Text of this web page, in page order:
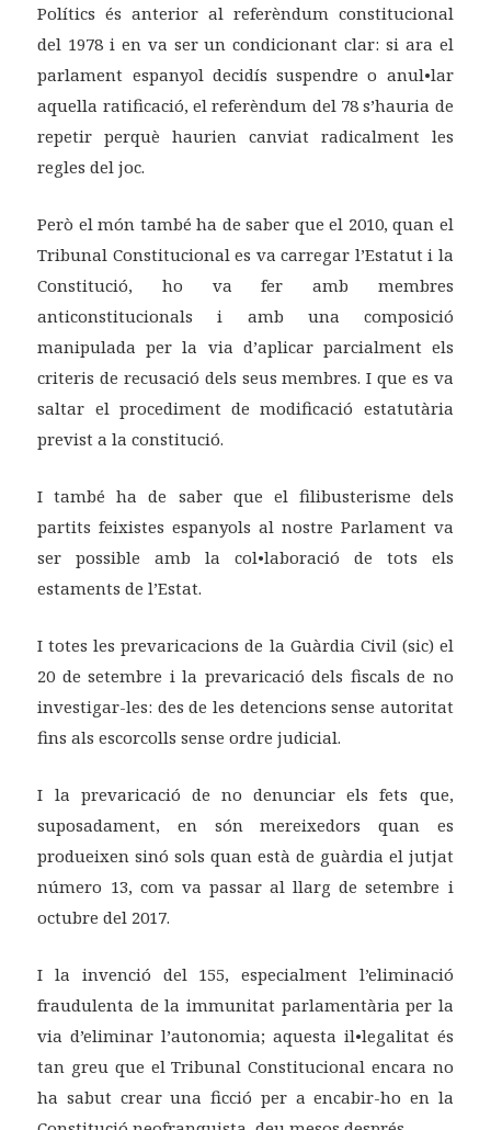
Polítics és anterior al referèndum constitucional
del 1978 i en va ser un condicionant clar: si ara el
parlament espanyol decidís suspendre o anul•lar
aquella ratificació, el referèndum del 78 s’hauria de
repetir perquè haurien canviat radicalment les
regles del joc.
Però el món també ha de saber que el 2010, quan el
Tribunal Constitucional es va carregar l’Estatut i la
Constitució, ho va fer amb membres
anticonstitucionals i amb una composició
manipulada per la via d’aplicar parcialment els
criteris de recusació dels seus membres. I que es va
saltar el procediment de modificació estatutària
previst a la constitució.
I també ha de saber que el filibusterisme dels
partits feixistes espanyols al nostre Parlament va
ser possible amb la col•laboració de tots els
estaments de l’Estat.
I totes les prevaricacions de la Guàrdia Civil (sic) el
20 de setembre i la prevaricació dels fiscals de no
investigar-les: des de les detencions sense autoritat
fins als escorcolls sense ordre judicial.
I la prevaricació de no denunciar els fets que,
suposadament, en són mereixedors quan es
produeixen sinó sols quan està de guàrdia el jutjat
número 13, com va passar al llarg de setembre i
octubre del 2017.
I la invenció del 155, especialment l’eliminació
fraudulenta de la immunitat parlamentària per la
via d’eliminar l’autonomia; aquesta il•legalitat és
tan greu que el Tribunal Constitucional encara no
ha sabut crear una ficció per a encabir-ho en la